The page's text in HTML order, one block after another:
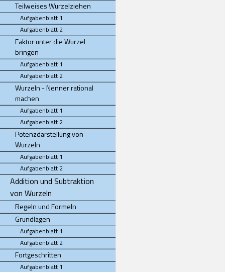
Teilweises Wurzelziehen
Aufgabenblatt 1
Aufgabenblatt 2
Faktor unter die Wurzel
bringen
Aufgabenblatt 1
Aufgabenblatt 2
Wurzeln - Nenner rational
machen
Aufgabenblatt 1
Aufgabenblatt 2
Potenzdarstellung von
Wurzeln
Aufgabenblatt 1
Aufgabenblatt 2
Addition und Subtraktion
von Wurzeln
Regeln und Formeln
Grundlagen
Aufgabenblatt 1
Aufgabenblatt 2
Fortgeschritten
Aufgabenblatt 1